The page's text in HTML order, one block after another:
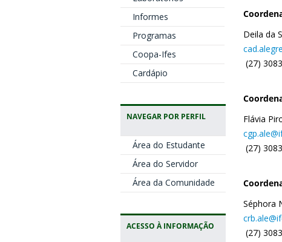
Informes
Programas
Coopa-Ifes
Cardápio
NAVEGAR POR PERFIL
Área do Estudante
Área do Servidor
Área da Comunidade
ACESSO À INFORMAÇÃO
Deila da
(27)
Flávia
(27)
Séphora
(27)